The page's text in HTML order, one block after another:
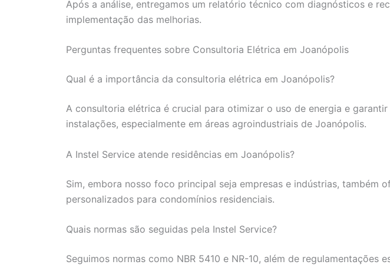
Após a análise, entregamos um relatório técnico com diagnósticos e
implementação das melhorias.
Perguntas frequentes sobre Consultoria Elétrica em Joanópolis
Qual é a importância da consultoria elétrica em Joanópolis?
A consultoria elétrica é crucial para otimizar o uso de energia e garantir
instalações, especialmente em áreas agroindustriais de Joanópolis.
A Instel Service atende residências em Joanópolis?
Sim, embora nosso foco principal seja empresas e indústrias, também
personalizados para condomínios residenciais.
Quais normas são seguidas pela Instel Service?
Seguimos normas como NBR 5410 e NR-10, além de regulamentações